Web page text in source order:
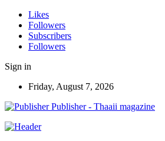
Likes
Followers
Subscribers
Followers
Sign in
Friday, August 7, 2026
Publisher - Thaaii magazine